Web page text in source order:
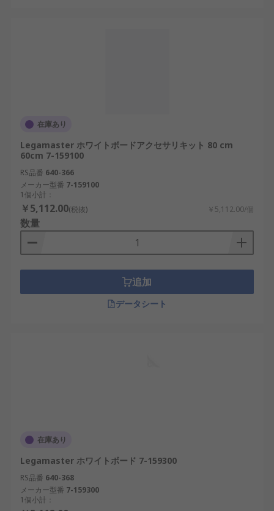
在庫あり
Legamaster ホワイトボードアクセサリキット 80 cm
60cm 7-159100
RS品番 640-366
メーカー型番 7-159100
1個小計：
￥5,112.00(税抜) ￥5,112.00/個
数量
追加
データシート
在庫あり
Legamaster ホワイトボード 7-159300
RS品番 640-368
メーカー型番 7-159300
1個小計：